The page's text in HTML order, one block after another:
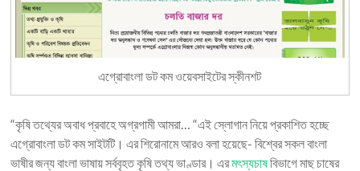
এগ্রোবাংলা ডট কম ওয়েবসাইটের স্কীনশট
“কৃষি তথ্যের অবাধ প্রবাহে অগ্রগামী আমরা… “এই স্লোগান নিয়ে প্রকাশিত হচ্ছে
এগ্রোবাংলা ডট কম সাইটটি। এর শিরোনামে আরও বলা হয়েছে- বিশ্বের সকল বাংলা
ভাষীর জন্য বাংলা ভাষায় সর্ববৃহত কৃষি তথ্য ভাণ্ডার। এরমৎস্যচাষবিভাগে মাছ চাষের